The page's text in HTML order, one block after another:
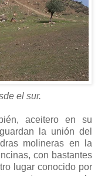
el sur.
aceitero en su
la unión del
molineras en la
con bastantes
lugar conocido por